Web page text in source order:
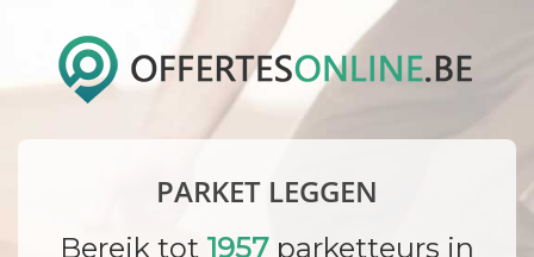
PARKET LEGGEN
Bereik tot 1957 parketteurs in